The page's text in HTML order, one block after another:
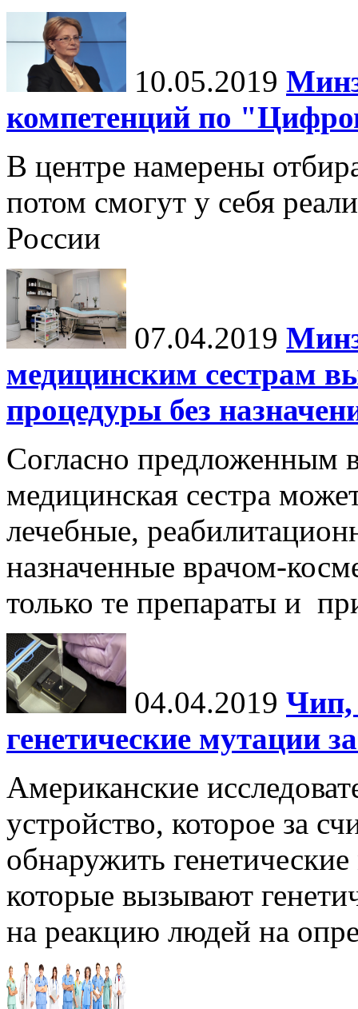
10.05.2019
компетенций по
В центре намерены
потом смогут у себя
России
07.04.2019
медицинским сестрам
процедуры без
Согласно предложенным
медицинская сестра
лечебные,
назначенные врачом-
только те препараты и
04.04.2019 Чип,
генетические мутации
Американские
устройство, которое за
обнаружить
которые вызывают
на реакцию людей на